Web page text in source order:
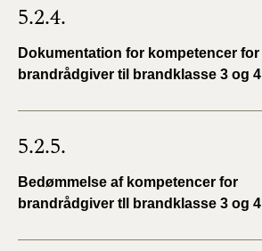
5.2.4.
Dokumentation for kompetencer for
brandrådgiver til brandklasse 3 og 4
5.2.5.
Bedømmelse af kompetencer for
brandrådgiver tll brandklasse 3 og 4